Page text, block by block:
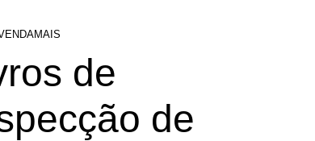
de
de